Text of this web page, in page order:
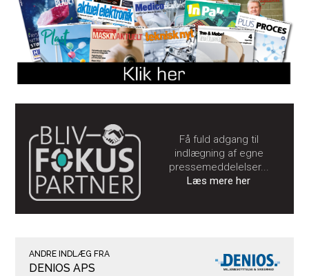
Få fuld adgang til
indlægning af egne
pressemeddelelser...
Læs mere her
ANDRE INDLÆG FRA
DENIOS APS